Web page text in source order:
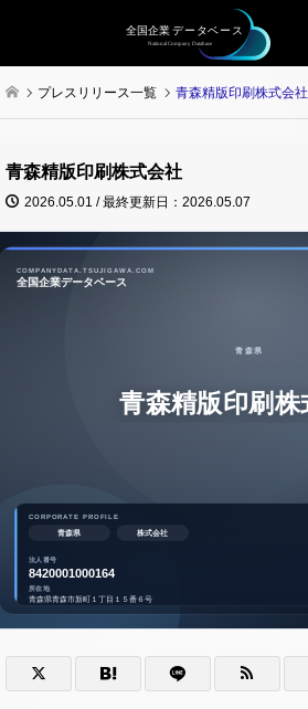
プレスリリース一覧 青森精版印刷株式会社
青森精版印刷株式会社
2026.05.01 / 最終更新日：2026.05.07